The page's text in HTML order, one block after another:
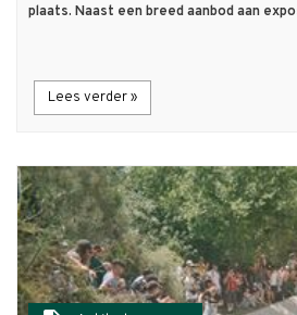
plaats. Naast een breed aanbod aan
Lees verder »